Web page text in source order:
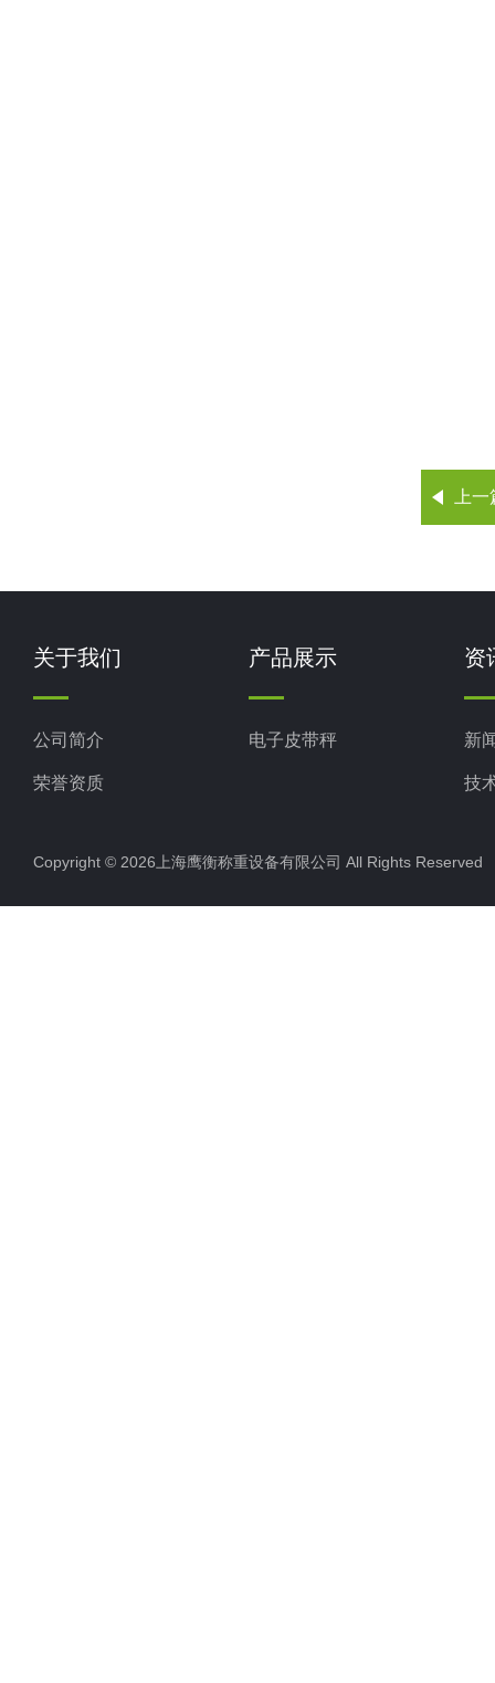
上
关于我们
公司简介
荣誉资质
产品展示
电子皮带秤
资
新
技
Copyright © 2026上海鹰衡称重设备有限公司 All Rights